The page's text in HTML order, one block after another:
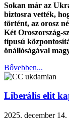
Sokan már az
biztosra vették,
történt, az orosz
Két Oroszország-
típusú
önállóságával
Bővebben...
Liberális elit
2025. december 14.